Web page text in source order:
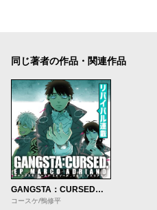
同じ著者の作品・関連作品
GANGSTA：CURSED．EP_MARCO ADRIANO
コースケ/鴨修平